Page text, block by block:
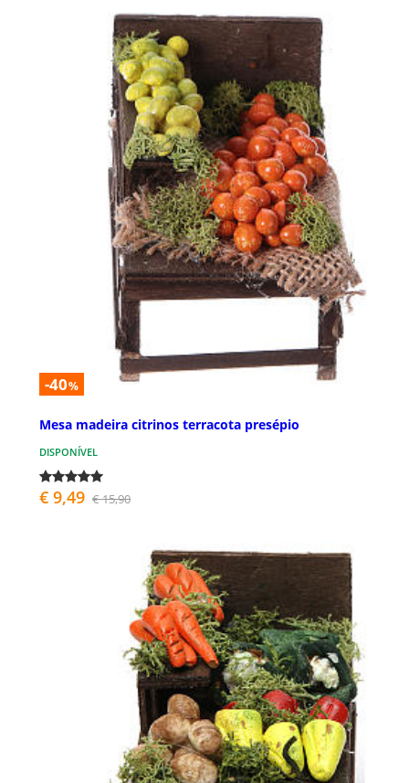
-40%
Mesa madeira citrinos terracota presépio
DISPONÍVEL
€ 9,49 € 15,90